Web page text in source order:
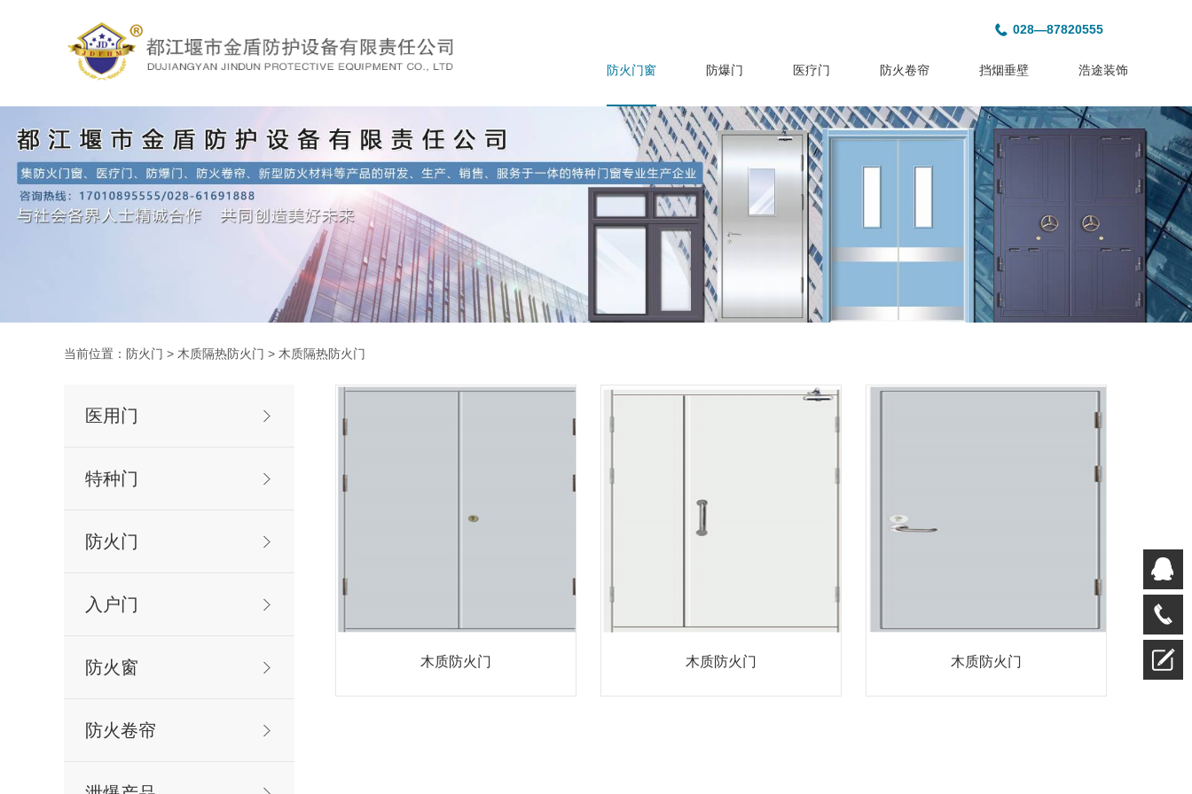
028—87820555
防火门窗 防爆门 医疗门 防火卷帘 挡烟垂壁 浩途装饰
当前位置： 防火门 > 木质隔热防火门 > 木质隔热防火门
医用门
特种门
防火门
入户门
防火窗
防火卷帘
木质防火门 木质防火门 木质防火门
QQ
客服
028